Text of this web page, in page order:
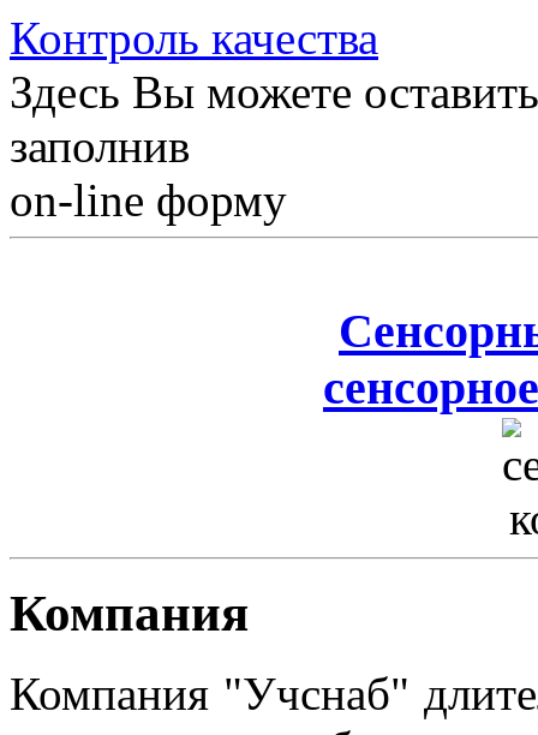
Контроль качества
Здесь Вы можете
заполнив
on-line форму
Компания
Компания "Учснаб"